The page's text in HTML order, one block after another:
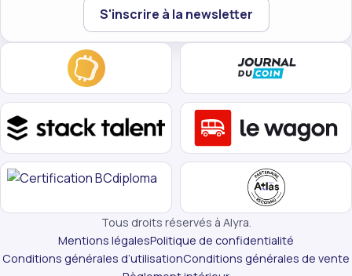
Votre email
S'inscrire à la newsletter
Tous droits réservés à Alyra.
Mentions légalesPolitique de confidentialité
Conditions générales d’utilisationConditions générales de vente